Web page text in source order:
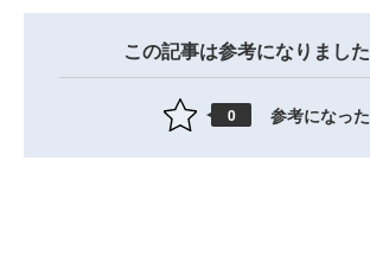
この記事は参考になりまし
0 参考になった